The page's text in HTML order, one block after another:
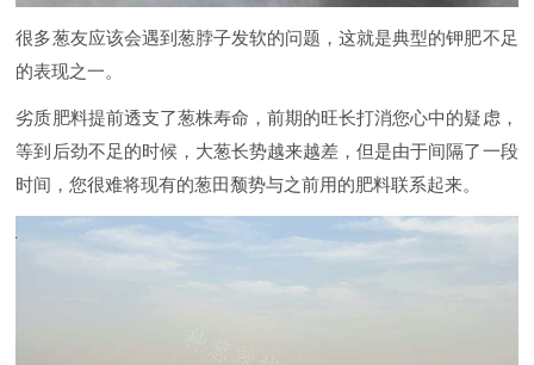
很多葱友应该会遇到葱脖子发软的问题，这就是典型的钾肥不足
的表现之一。
劣质肥料提前透支了葱株寿命，前期的旺长打消您心中的疑虑，
等到后劲不足的时候，大葱长势越来越差，但是由于间隔了一段
时间，您很难将现有的葱田颓势与之前用的肥料联系起来。